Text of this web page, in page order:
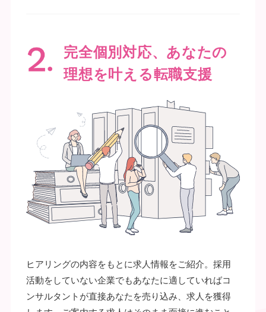
完全個別対応、あなたの
理想を叶える転職支援
ヒアリングの内容をもとに求人情報をご紹介。採用
活動をしていない企業でもあなたに適していればコ
ンサルタントが直接あなたを売り込み、求人を獲得